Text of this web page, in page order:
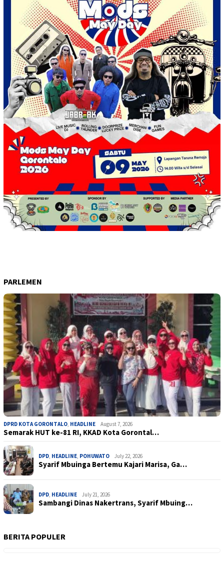
PARLEMEN
DPRD KOTA GORONTALO, HEADLINE August 7, 2026
Semarak HUT ke-81 RI, KKAD Kota Gorontal…
DPD, HEADLINE, POHUWATO July 22, 2026
Syarif Mbuinga Bertemu Kajari Marisa, Ga…
DPD, HEADLINE July 21, 2026
Sambangi Dinas Nakertrans, Syarif Mbuing…
BERITA POPULER